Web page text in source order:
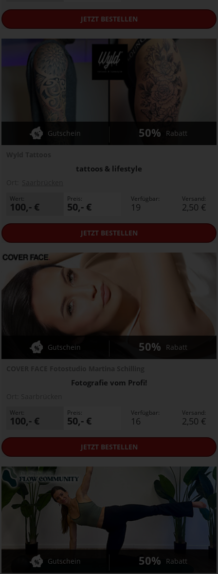
JETZTBESTELLEN
tattoos & lifestyle
Gutschein 50% Rabatt
Wert:
100,- €
Preis:
50,- €
Verfügbar:
19
Versand:
2,50 €
JETZTBESTELLEN
Fotografie vom Profi!
Gutschein 50% Rabatt
Wert:
100,- €
Preis:
50,- €
Verfügbar:
16
Versand:
2,50 €
JETZTBESTELLEN
Gutschein 50% Rabatt